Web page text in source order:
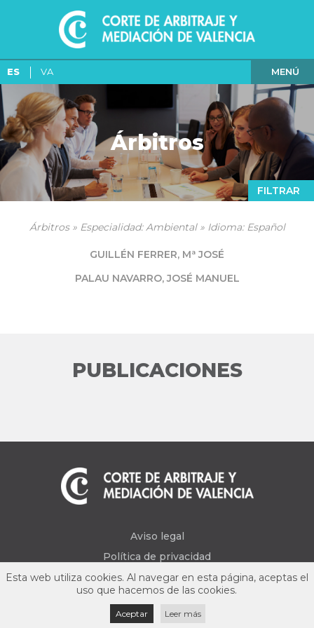
ES VA MENÚ
Árbitros
FILTRAR
Árbitros » Especialidad: Ambiental » Idioma: Español
GUILLÉN FERRER, Mª JOSÉ
PALAU NAVARRO, JOSÉ MANUEL
PUBLICACIONES
Aviso legal
Política de privacidad
Esta web utiliza cookies. Al navegar en esta página, aceptas el
uso que hacemos de las cookies.
Aceptar Leer más